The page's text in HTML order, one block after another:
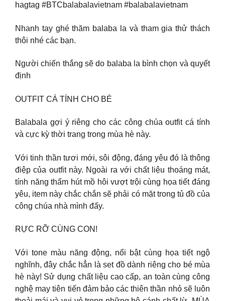
hagtag #BTCbalabalavietnam #balabalavietnam
Nhanh tay ghé thăm balaba la và tham gia thử thách
thôi nhé các bạn.
Người chiến thắng sẽ do balaba la bình chọn và quyết
định
OUTFIT CÁ TÍNH CHO BÉ
Balabala gợi ý riêng cho các công chúa outfit cá tính
và cực kỳ thời trang trong mùa hè này.
Với tinh thần tươi mới, sôi động, đáng yêu đó là thông
điệp của outfit này. Ngoài ra với chất liệu thoáng mát,
tính năng thấm hút mồ hôi vượt trội cùng họa tiết đáng
yêu, item này chắc chắn sẽ phải có mặt trong tủ đồ của
công chúa nhà mình đấy.
RỰC RỠ CÙNG CON!
Với tone màu năng động, nổi bật cùng họa tiết ngộ
nghĩnh, đây chắc hẳn là set đồ dành riêng cho bé mùa
hè này! Sử dụng chất liệu cao cấp, an toàn cùng công
nghệ may tiên tiến đảm bảo các thiên thần nhỏ sẽ luôn